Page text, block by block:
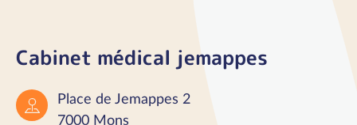
Cabinet médical jemappes
Place de Jemappes 2
7000 Mons